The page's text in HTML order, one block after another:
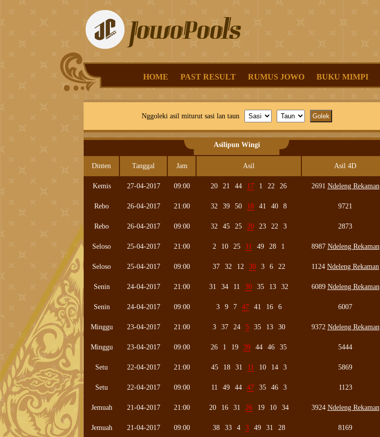
HOME PAST RESULT RUMUS JOWO BUKU MIMPI
Nggoleki asil miturut sasi lan taun
Asilipun Wingi
Dinten Tanggal Jam Asil Asil 4D
Kemis 27-04-2017 09:00 20 21 44 17 1 22 26 2691 Ndeleng Rekaman
Rebo 26-04-2017 21:00 32 39 50 18 41 40 8 9721
Rebo 26-04-2017 09:00 32 45 25 20 23 22 3 2873
Seloso 25-04-2017 21:00 2 10 25 11 49 28 1 8987 Ndeleng Rekaman
Seloso 25-04-2017 09:00 37 32 12 30 3 6 22 1124 Ndeleng Rekaman
Senin 24-04-2017 21:00 31 34 11 30 35 13 32 6089 Ndeleng Rekaman
Senin 24-04-2017 09:00 3 9 7 47 41 16 6 6007
Minggu 23-04-2017 21:00 3 37 24 5 35 13 30 9372 Ndeleng Rekaman
Minggu 23-04-2017 09:00 26 1 19 39 44 46 35 5444
Setu 22-04-2017 21:00 45 18 31 11 10 14 3 5869
Setu 22-04-2017 09:00 11 49 44 47 35 46 3 1123
Jemuah 21-04-2017 21:00 20 16 31 26 19 10 34 3924 Ndeleng Rekaman
Jemuah 21-04-2017 09:00 38 33 4 3 49 31 28 8169